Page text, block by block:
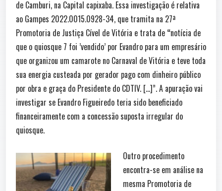
de Camburi, na Capital capixaba. Essa investigação é relativa
ao Gampes 2022.0015.0928-34, que tramita na 27ª
Promotoria de Justiça Cível de Vitória e trata de “notícia de
que o quiosque 7 foi ’vendido’ por Evandro para um empresário
que organizou um camarote no Carnaval de Vitória e teve toda
sua energia custeada por gerador pago com dinheiro público
por obra e graça do Presidente do CDTIV. […]”. A apuração vai
investigar se Evandro Figueiredo teria sido beneficiado
financeiramente com a concessão suposta irregular do
quiosque.
Outro procedimento
encontra-se em análise na
mesma Promotoria de